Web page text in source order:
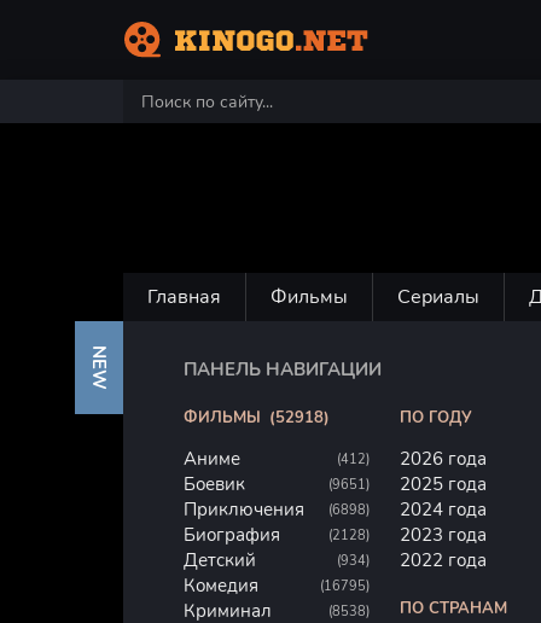
Главная Фильмы Сериалы
ПАНЕЛЬ НАВИГАЦИИ
NEW
ФИЛЬМЫ (52918)
Аниме (412)
Боевик (9651)
Приключения (6898)
Биография (2128)
Детский (934)
Комедия (16795)
Криминал (8538)
ПО ГОДУ
2026 года
2025 года
2024 года
2023 года
2022 года
ПО СТРАНАМ